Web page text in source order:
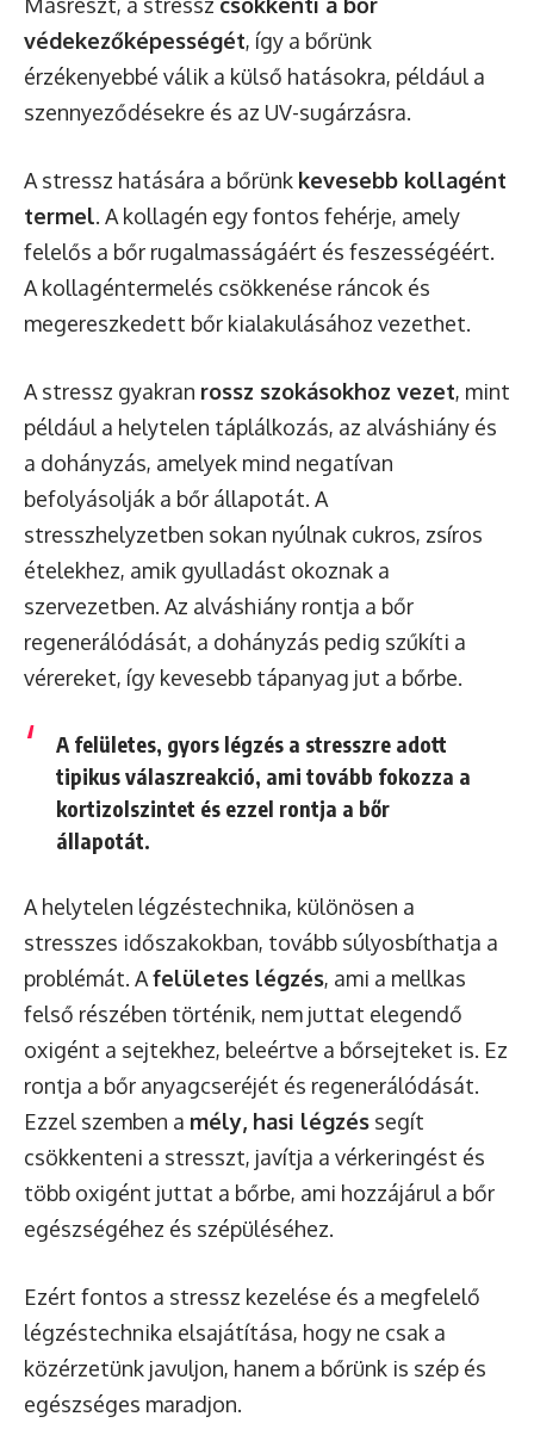
védekezőképességét, így a bőrünk
érzékenyebbé válik a külső hatásokra, például a
szennyeződésekre és az UV-sugárzásra.
A stressz hatására a bőrünk kevesebb kollagént
termel. A kollagén egy fontos fehérje, amely
felelős a bőr rugalmasságáért és feszességéért.
A kollagéntermelés csökkenése ráncok és
megereszkedett bőr kialakulásához vezethet.
A stressz gyakran rossz szokásokhoz vezet, mint
például a helytelen táplálkozás, az alváshiány és
a dohányzás, amelyek mind negatívan
befolyásolják a bőr állapotát. A
stresszhelyzetben sokan nyúlnak cukros, zsíros
ételekhez, amik gyulladást okoznak a
szervezetben. Az alváshiány rontja a bőr
regenerálódását, a dohányzás pedig szűkíti a
vérereket, így kevesebb tápanyag jut a bőrbe.
A felületes, gyors légzés a stresszre adott
tipikus válaszreakció, ami tovább fokozza a
kortizolszintet és ezzel rontja a bőr
állapotát.
A helytelen légzéstechnika, különösen a
stresszes időszakokban, tovább súlyosbíthatja a
problémát. Afelületes légzés, ami a mellkas
felső részében történik, nem juttat elegendő
oxigént a sejtekhez, beleértve a bőrsejteket is. Ez
rontja a bőr anyagcseréjét és regenerálódását.
Ezzel szemben a mély, hasi légzés segít
csökkenteni a stresszt, javítja a vérkeringést és
több oxigént juttat a bőrbe, ami hozzájárul a bőr
egészségéhez és szépüléséhez.
Ezért fontos a stressz kezelése és a megfelelő
légzéstechnika elsajátítása, hogy ne csak a
közérzetünk javuljon, hanem a bőrünk is szép és
egészséges maradjon.